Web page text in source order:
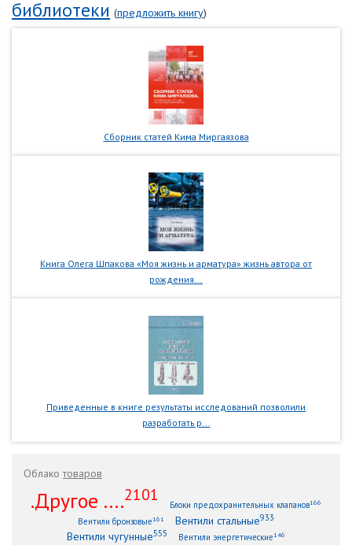
библиотеки (предложить книгу)
Сборник статей Кима Миргаязова
Книга Олега Шпакова «Моя жизнь и арматура» жизнь автора от
рождения...
Приведенные в книге результаты исследований позволили
разработать р...
Облакотоваров
.Другое ....2101
Блоки предохранительных клапанов166
Вентили бронзовые161 Вентили стальные933
Вентили чугунные555 Вентили энергетические146